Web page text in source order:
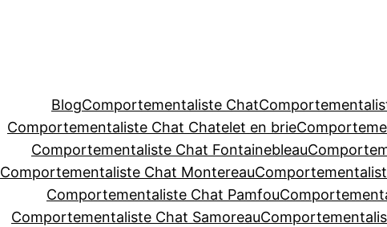
BlogComportementaliste Chat
Comportementaliste Chat Chatelet en brie
Comportementaliste Chat Fontainebleau
Comportementaliste Chat Montereau
Comportementaliste Chat Pamfou
Comportementaliste Chat Samoreau